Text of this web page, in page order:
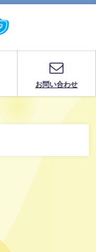
お問い合わせ